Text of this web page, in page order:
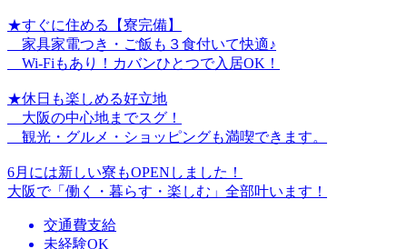
★すぐに住める【寮完備】
家具家電つき・ご飯も３食付いて快適♪
Wi-Fiもあり！カバンひとつで入居OK！
★休日も楽しめる好立地
大阪の中心地までスグ！
観光・グルメ・ショッピングも満喫できます。
6月には新しい寮もOPENしました！
大阪で「働く・暮らす・楽しむ」全部叶います！
交通費支給
未経験OK